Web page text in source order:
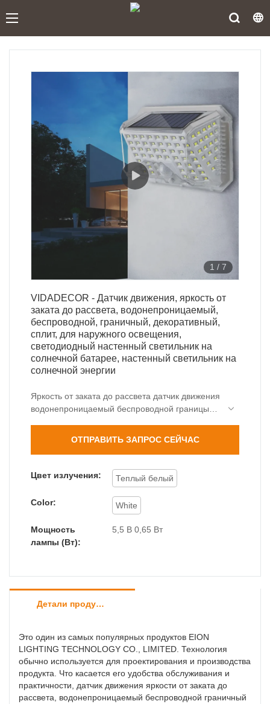
1 / 7
VIDADECOR - Датчик движения, яркость от
заката до рассвета, водонепроницаемый,
беспроводной, граничный, декоративный,
сплит, для наружного освещения,
светодиодный настенный светильник на
солнечной батарее, настенный светильник на
солнечной энергии
Яркость от заката до рассвета датчик движения
водонепроницаемый беспроводной границы
настенный светильник на солнечных батареях
и укрепить экологические барьеры, чтобы
компании могли поддерживать высокую
конкурентоспособность в течение длительного
времени. более того, продукт сочетает в себе
применяется для лучшего удовлетворения
рыночного спроса.
ОТПРАВИТЬ ЗАПРОС СЕЙЧАС
Цвет излучения: Теплый белый
Color: White
Мощность
лампы (Вт):
5,5 В 0,65 Вт
Детали продуктов
Это один из самых популярных продуктов EION
LIGHTING TECHNOLOGY CO., LIMITED. Технология
обычно используется для проектирования и производства
продукта. Что касается его удобства обслуживания и
практичности, датчик движения яркости от заката до
рассвета, водонепроницаемый беспроводной граничный